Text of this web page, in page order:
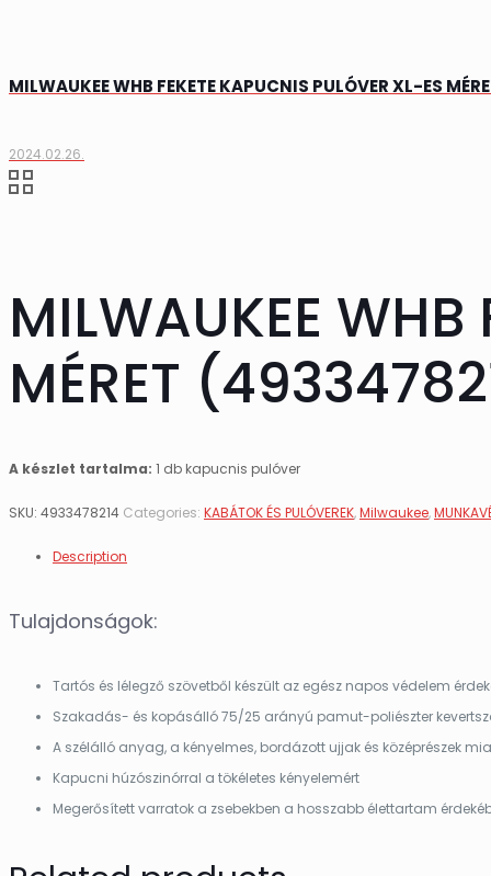
MILWAUKEE WHB FEKETE KAPUCNIS PULÓVER XL-ES
2024.02.26.
MILWAUKEE WHB
MÉRET
A készlet tartalma: 1 db kapucnis pulóver
SKU: 4933478214 Categories: KABÁTOK ÉS PULÓVEREK,Milwaukee,
Description
Tulajdonságok:
Tartós és lélegző szövetből készült az egész napos védelem
Szakadás- és kopásálló 75/25 arányú pamut-poliészter
A szélálló anyag, a kényelmes, bordázott ujjak és középrészek
Kapucni húzószinórral a tökéletes kényelemért
Megerősített varratok a zsebekben a hosszabb élettartam